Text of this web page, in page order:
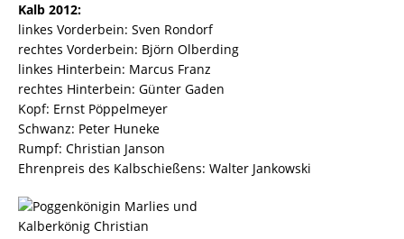
Kalb 2012:
linkes Vorderbein: Sven Rondorf
rechtes Vorderbein: Björn Olberding
linkes Hinterbein: Marcus Franz
rechtes Hinterbein: Günter Gaden
Kopf: Ernst Pöppelmeyer
Schwanz: Peter Huneke
Rumpf: Christian Janson
Ehrenpreis des Kalbschießens: Walter Jankowski